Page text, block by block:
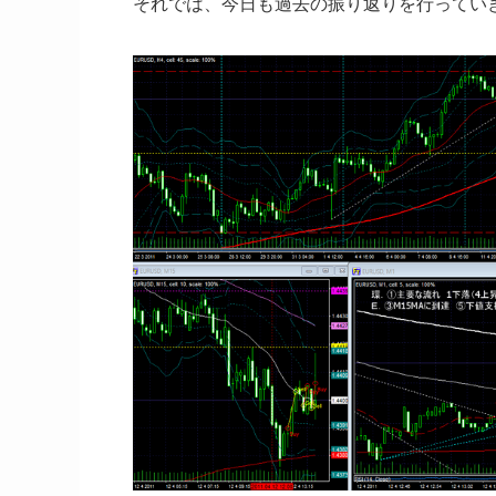
それでは、今日も過去の振り返りを行ってい